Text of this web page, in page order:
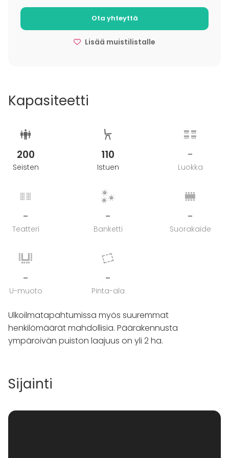
Ota yhteyttä
Lisää muistilistalle
Kapasiteetti
200
Seisten
110
Istuen
-
Luokka
-
Teatteri
-
Banketti
-
Suorakaide
-
U-muoto
-
Pinta-ala
Ulkoilmatapahtumissa myös suuremmat
henkilömäärät mahdollisia. Päärakennusta
ympäroivän puiston laajuus on yli 2 ha.
Sijainti